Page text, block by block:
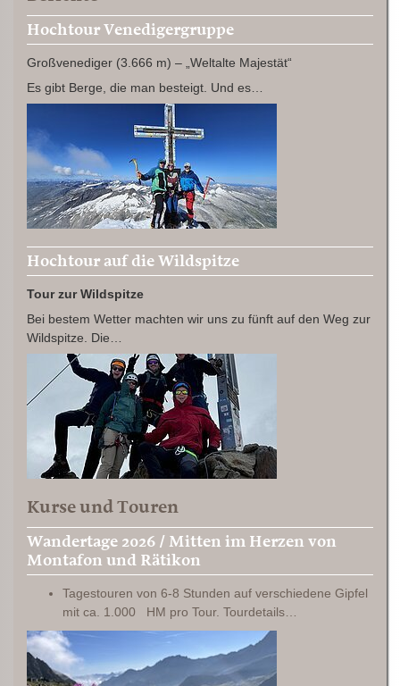
Hochtour Venedigergruppe
Großvenediger (3.666 m) – „Weltalte Majestät“
Es gibt Berge, die man besteigt. Und es…
Hochtour auf die Wildspitze
Tour zur Wildspitze
Bei bestem Wetter machten wir uns zu fünft auf den Weg zur
Wildspitze. Die…
Kurse und Touren
Wandertage 2026 / Mitten im Herzen von
Montafon und Rätikon
Tagestouren von 6-8 Stunden auf verschiedene Gipfel
mit ca. 1.000 HM pro Tour. Tourdetails…